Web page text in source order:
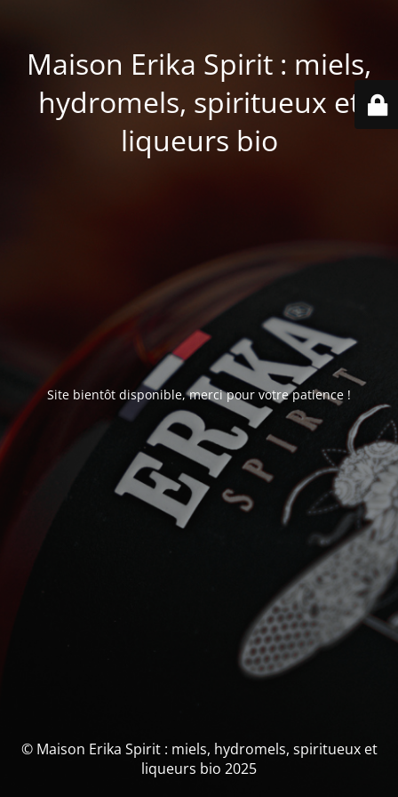
Maison Erika Spirit : miels,
hydromels, spiritueux et
liqueurs bio
Site bientôt disponible, merci pour votre patience !
© Maison Erika Spirit : miels, hydromels, spiritueux et
liqueurs bio 2025